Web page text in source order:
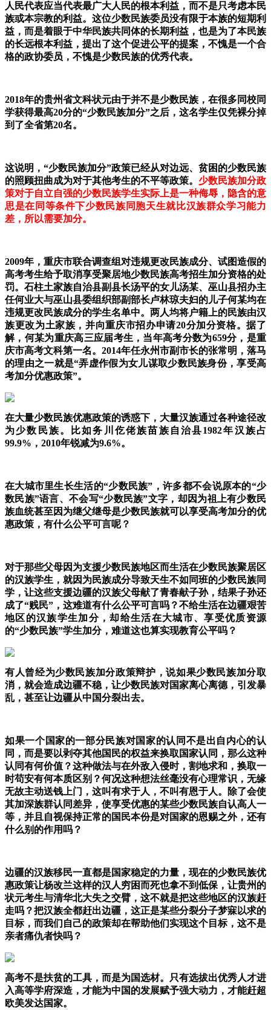
人民代表应当代表最广大人民的根本利益，而不是只考虑本民
族或本宗教的利益。这位少数民族委员没有限于本族的短期利
益，而是着眼于中华民族共同体的长期利益，也是为了本民族
的长远根本利益，提出了这个促进公平的提案，不愧是一个合
格的政协委员，不愧是少数民族的优秀代表。
2018年的贵州省文科状元由于并不是少数民族，在很多同校同
学获得最高20分的“少数民族加分”之后，这名学生仅凭裸分掉
到了全省第20名。
这说明， “少数民族加分”政策已经从对边远、贫困的少数民族
的照顾扭曲成为对于其他考生的不平等政策。 少数民族加分政
策对于自立自强的少数民族学生实际上是一种侮辱，隐含的意
思是在同等条件下少数民族同胞天生就比汉族群众学习能力
差，所以需要加分。
2009年，重庆市联合调查组对违规更改民族成分、试图造假的
高考考生给予取消享受聚居地少数民族高考招生加分资格的处
罚。石柱土家族自治县副县长汤平的女儿汤某、巫山县招办主
任何业大与巫山县委组织部副部长卢林琼夫妇的儿子何某均在
违规更改民族成分的学生名单中。两人均将户籍上的民族由汉
族更改为土家族，并向重庆市招办申请20分加分资格。据了
解，何某为重庆高三应届考生，当年高考分数为659分，是重
庆市高考文科第一名。2014年任永州市副市长的张常明，落马
的理由之一就是“弄虚作假为女儿谋取少数民族身份，享受高
考加分优惠政策”。
在大量少数民族优惠政策的诱惑下，大量汉族通过各种途径改
为少数民族。比如务川仡佬族苗族自治县1982年汉族占
99.9%，2010年锐减为9.6%。
在大城市里生长生活的“少数民族”，许多都不会说原本的“少
数民族”语言、不会写“少数民族”文字，却因为祖上有少数民
族血统甚至因为继父继母是少数民族就可以享受高考加分的优
惠政策，有什么公平可言呢？
对于那些父母因为支援少数民族地区而生活在少数民族聚居区
的汉族学生，就因为民族成分导致天生不如同班的少数民族同
学，让这些支援边疆的汉族父母献了青春献子孙，结果子孙还
成了“贱民”，这难道有什么公平可言吗？不给生活在边疆艰苦
地区的汉族学生加分，却给生活在大城市、享受优质资源
的“少数民族”学生加分，难道这也算实现教育公平吗？
有人曾经为少数民族加分政策辩护，说如果少数民族加分取
消，就会造成边疆不稳，让少数民族对国家离心离德，引发暴
乱，甚至让边疆从中国分裂出去。
如果一个国家的一部分民族对国家的认同不是出自内心的认
同，而是要以剥夺其他国民的权益来换取国家认同，那么这种
认同有何价值？这种做法与在外敌入侵时，割地求和，换取一
时苟安有何本质区别？何况这种想法丝毫没有心理常识，无缘
无故主动送钱上门，这叫有求于人，不叫有恩于人。除了会使
其加深族群认同差异，使享受优惠的某些少数民族自认高人一
等，并且自视保持正常的国民本份是对国家的恩赐之外，还有
什么别的作用吗？
边疆的汉族移民一直都是国家稳定的力量，现在的少数民族优
惠政策让杨改兰这样的汉人穷困而死也拿不到低保，让贵州的
状元考生与清华北大失之交臂，这不就是把这些地区的汉族赶
走吗？把汉族全都赶出边疆，这正是某些分裂分子梦寐以求的
目标，而我们自己的政策却在帮助他们实现这个目标，这不是
亲者痛仇者快吗？
高考不是扶贫的工具，而是为国选材。只有选拔出优秀人才进
入高等学府深造，才能为中国的发展赋予强大动力，才能赶超
欧美发达国家。